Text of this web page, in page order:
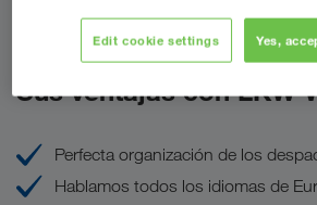
Solicitar presupuesto
Sus ventajas con LKW
Perfecta organización de los
Hablamos todos los idiomas de
Edit cookie settings Yes,